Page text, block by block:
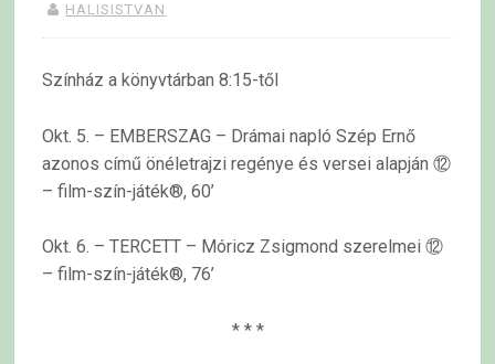
HALISISTVAN
Színház a könyvtárban 8:15-től
Okt. 5. – EMBERSZAG – Drámai napló Szép Ernő
azonos című önéletrajzi regénye és versei alapján ⑫
– film-szín-játék®, 60’
Okt. 6. – TERCETT – Móricz Zsigmond szerelmei ⑫
– film-szín-játék®, 76’
* * *